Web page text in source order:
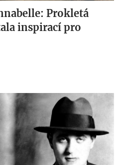
Prokletá
inspirací pro